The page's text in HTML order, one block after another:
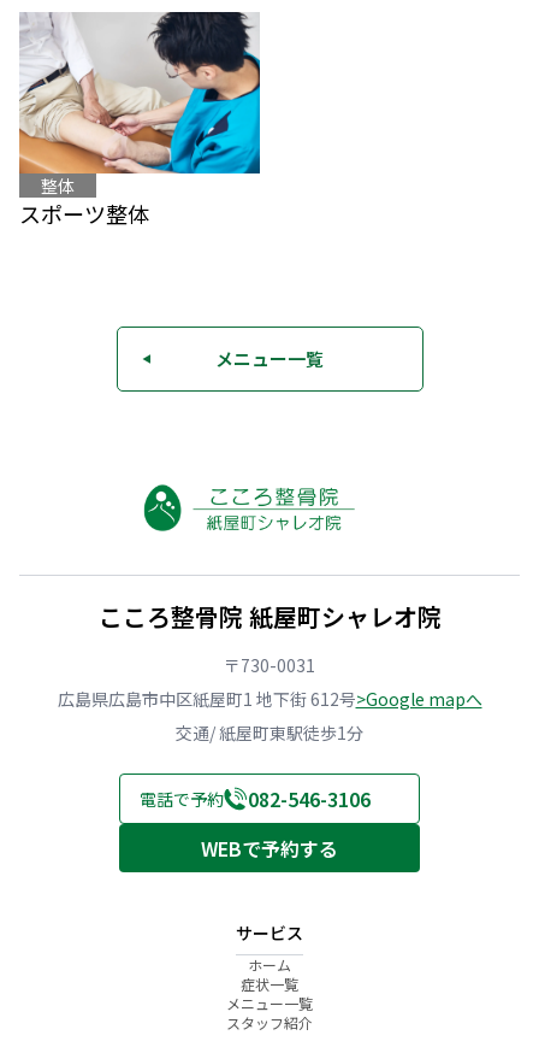
整体
スポーツ整体
◀ メニュー一覧
こころ整骨院 紙屋町シャレオ院
〒730-0031
広島県広島市中区紙屋町1 地下街 612号>Google mapへ
交通/ 紙屋町東駅徒歩1分
電話で予約
082-546-3106
WEBで予約する
サービス
ホーム
症状一覧
メニュー一覧
スタッフ紹介